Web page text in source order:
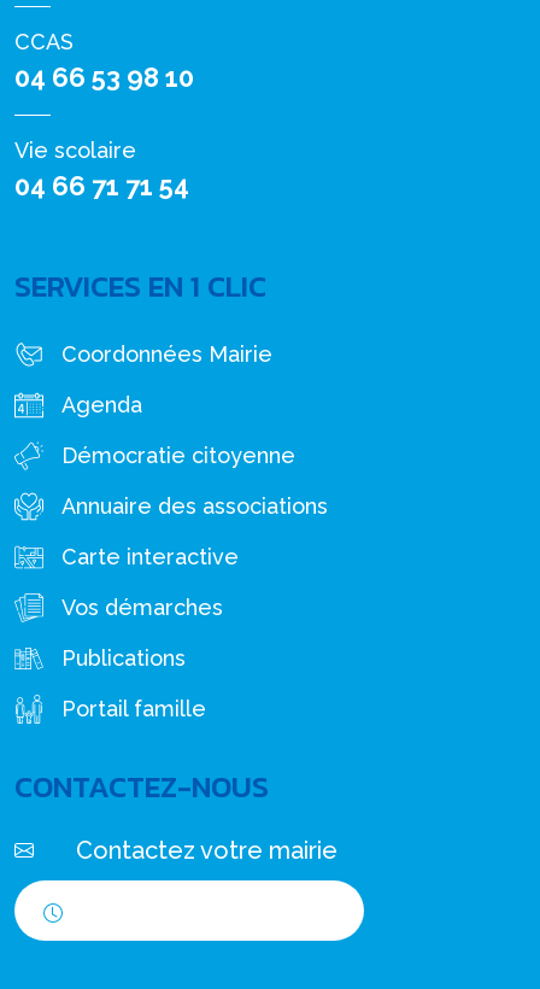
CCAS
04 66 53 98 10
Vie scolaire
04 66 71 71 54
SERVICES EN 1 CLIC
Coordonnées Mairie
Agenda
Démocratie citoyenne
Annuaire des associations
Carte interactive
Vos démarches
Publications
Portail famille
CONTACTEZ-NOUS
Contactez votre mairie